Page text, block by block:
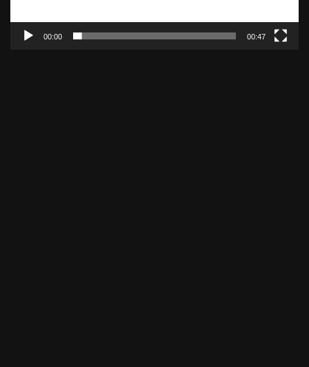
00:00 00:47